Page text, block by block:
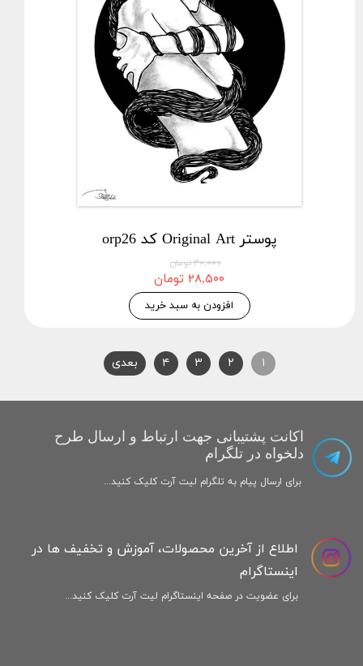
پوستر Original Art کد orp26
۳۰,۰۰۰ تومان
۲۸,۵۰۰ تومان
افزودن به سبد خرید
۱ ۲ ۳ ۴ بعدی
اکانت پشتیبانی جهت ارتباط و ارسال طرح
دلخواه در تلگرام
برای ارسال پیام به تلگرام لیت آرت کلیک کنید...
اطلاع از آخرین محصولات، آموزش و تخفیف ها در
اینستاگرام
برای عضویت در صفحه اینستاگرام لیت آرت کلیک کنید...